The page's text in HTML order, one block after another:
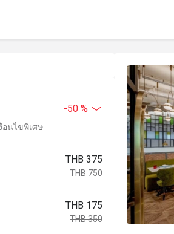
-50 %
อนไขพิเศษ
THB 375
THB 750
THB 175
THB 350